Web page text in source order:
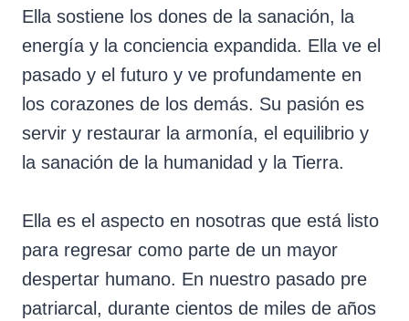
Ella sostiene los dones de la sanación, la
energía y la conciencia expandida. Ella ve el
pasado y el futuro y ve profundamente en
los corazones de los demás. Su pasión es
servir y restaurar la armonía, el equilibrio y
la sanación de la humanidad y la Tierra.
Ella es el aspecto en nosotras que está listo
para regresar como parte de un mayor
despertar humano. En nuestro pasado pre
patriarcal, durante cientos de miles de años